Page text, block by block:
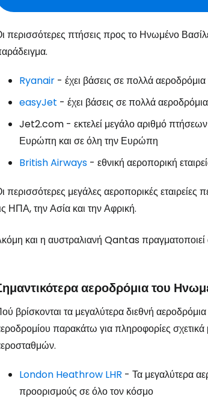
περισσότερες πτήσεις προς το Ηνωμένο
Ryanair - έχει βάσεις σε πολλά
easyJet - έχει βάσεις σε πολλά
Jet2.com - εκτελεί μεγάλο αριθμό
Ευρώπη και σε όλη την Ευρώπη
British Airways - εθνική αεροπορική
περισσότερες μεγάλες αεροπορικές
ΗΠΑ, την Ασία και την Αφρική.
και η αυστραλιανή Qantas πραγματοποιεί
αεροδρόμια του
βρίσκονται τα μεγαλύτερα διεθνή
παρακάτω για πληροφορίες σχετικά
London Heathrow LHR - Τα μεγαλύτερα
προορισμούς σε όλο τον κόσμο
... η παγκόσμια